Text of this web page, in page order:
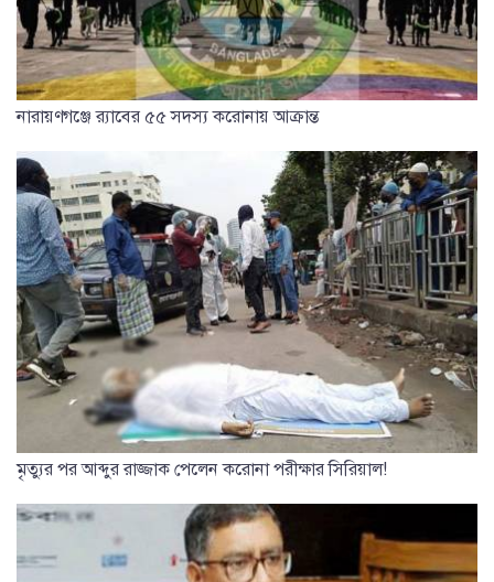
নারায়ণগঞ্জে র‌্যাবের ৫৫ সদস্য করোনায় আক্রান্ত
মৃত্যুর পর আব্দুর রাজ্জাক পেলেন করোনা পরীক্ষার সিরিয়াল!